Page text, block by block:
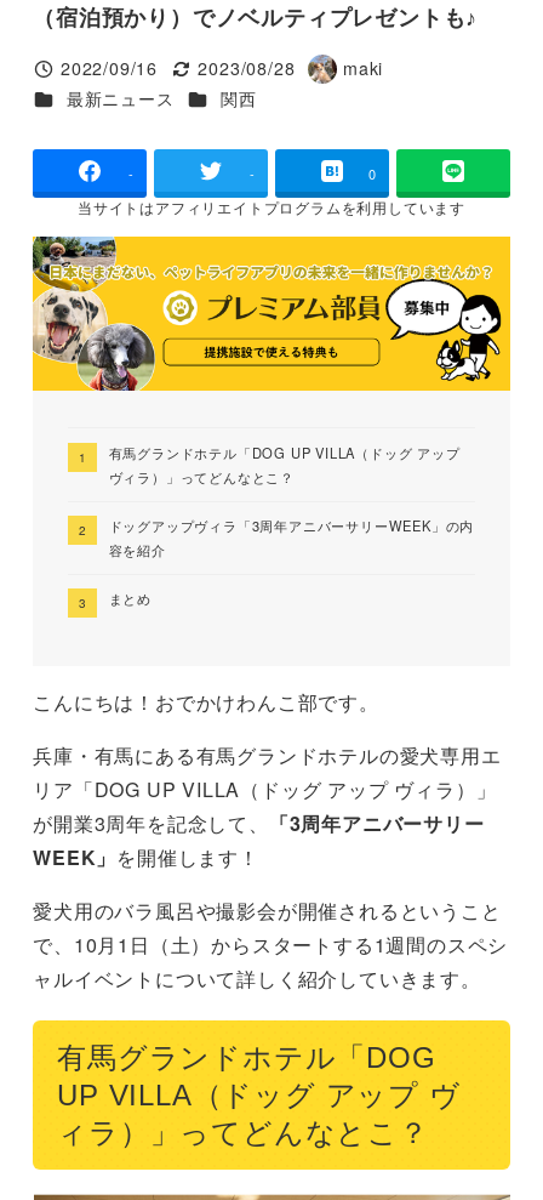
（宿泊預かり）でノベルティプレゼントも♪
投稿日
2022/09/16
更新日
2023/08/28
著
maki
カテゴリー
最新ニュース カテゴリー
関西
- - 0
当サイトはアフィリエイトプログラムを利用しています
有馬グランドホテル「DOG UP VILLA（ドッグ アップ
ヴィラ）」ってどんなとこ？
ドッグアップヴィラ「3周年アニバーサリーWEEK」の内
容を紹介
まとめ
こんにちは！おでかけわんこ部です。
兵庫・有馬にある有馬グランドホテルの愛犬専用エ
リア「DOG UP VILLA（ドッグ アップ ヴィラ）」
が開業3周年を記念して、
「3周年アニバーサリー
WEEK」 を開催します！
愛犬用のバラ風呂や撮影会が開催されるということ
で、10月1日（土）からスタートする1週間のスペシ
ャルイベントについて詳しく紹介していきます。
有馬グランドホテル「DOG
UP VILLA（ドッグ アップ ヴ
ィラ）」ってどんなとこ？